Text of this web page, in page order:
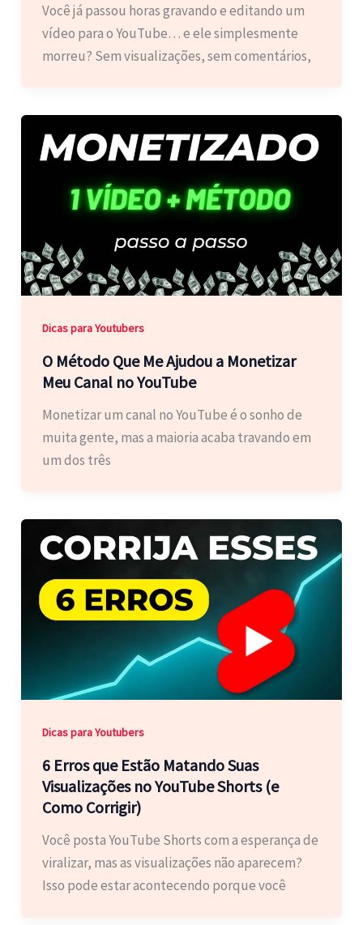
Você já passou horas gravando e editando um
vídeo para o YouTube… e ele simplesmente
morreu? Sem visualizações, sem comentários,
Dicas para Youtubers
O Método Que Me Ajudou a Monetizar
Meu Canal no YouTube
Monetizar um canal no YouTube é o sonho de
muita gente, mas a maioria acaba travando em
um dos três
Dicas para Youtubers
6 Erros que Estão Matando Suas
Visualizações no YouTube Shorts (e
Como Corrigir)
Você posta YouTube Shorts com a esperança de
viralizar, mas as visualizações não aparecem?
Isso pode estar acontecendo porque você